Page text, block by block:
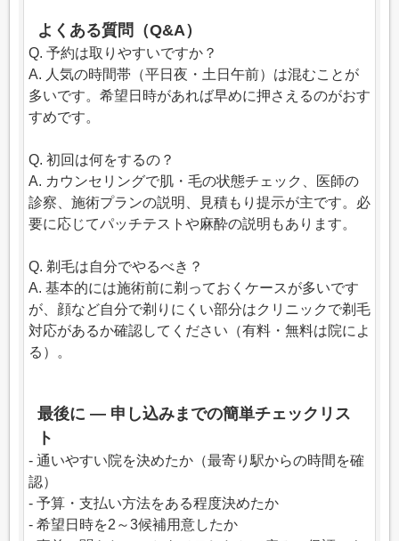
よくある質問（Q&A）
Q. 予約は取りやすいですか？
A. 人気の時間帯（平日夜・土日午前）は混むことが
多いです。希望日時があれば早めに押さえるのがおす
すめです。
Q. 初回は何をするの？
A. カウンセリングで肌・毛の状態チェック、医師の
診察、施術プランの説明、見積もり提示が主です。必
要に応じてパッチテストや麻酔の説明もあります。
Q. 剃毛は自分でやるべき？
A. 基本的には施術前に剃っておくケースが多いです
が、顔など自分で剃りにくい部分はクリニックで剃毛
対応があるか確認してください（有料・無料は院によ
る）。
最後に — 申し込みまでの簡単チェックリス
ト
- 通いやすい院を決めたか（最寄り駅からの時間を確
認）
- 予算・支払い方法をある程度決めたか
- 希望日時を2～3候補用意したか